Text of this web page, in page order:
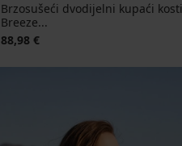
Brzosušeći dvodijelni kupaći
Breeze...
88,98 €